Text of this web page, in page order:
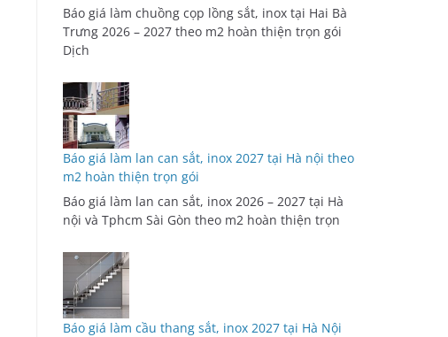
Báo giá làm chuồng cọp lồng sắt, inox tại Hai Bà
Trưng 2026 – 2027 theo m2 hoàn thiện trọn gói
Dịch
Báo giá làm lan can sắt, inox 2027 tại Hà nội theo
m2 hoàn thiện trọn gói
Báo giá làm lan can sắt, inox 2026 – 2027 tại Hà
nội và Tphcm Sài Gòn theo m2 hoàn thiện trọn
Báo giá làm cầu thang sắt, inox 2027 tại Hà Nội